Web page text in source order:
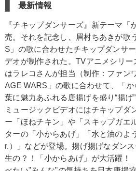
最新情報
『チキップダンサーズ』新テーマ「
売。それを記念し、眉村ちあきが歌
S」の歌に合わせたチキップダンサ
デオが制作された。TVアニメシリー
はラレコさんが担当（制作：ファン
AGE WARS」の歌に合わせて、「
葉に魅力あふれる唐揚げを盛り“揚げ”
ミュージックビデオにはチキップダ
ー「ほねチキン」や「スキップガエ
ターの「小からあげ」「水と油のよ
r.）」などが登場。揚げ揚げなダン
生の？！「小からあげ」が大活躍